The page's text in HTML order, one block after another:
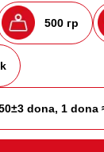
500 гр
dona, 1 dona